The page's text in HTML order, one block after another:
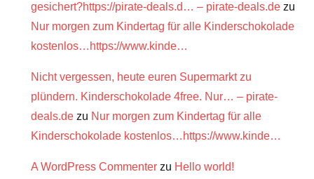
gesichert?https://pirate-deals.d… – pirate-deals.de zu
Nur morgen zum Kindertag für alle Kinderschokolade
kostenlos…https://www.kinde…
Nicht vergessen, heute euren Supermarkt zu
plündern. Kinderschokolade 4free. Nur… – pirate-
deals.de zu Nur morgen zum Kindertag für alle
Kinderschokolade kostenlos…https://www.kinde…
A WordPress Commenter zu Hello world!